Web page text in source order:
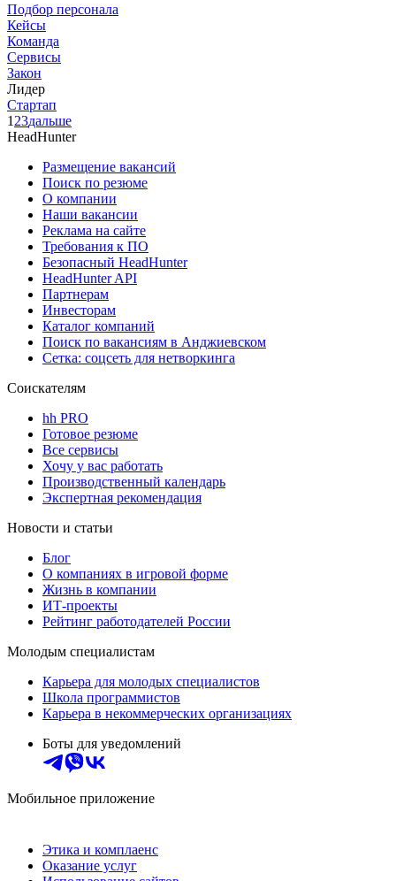
Подбор персонала
Кейсы
Команда
Сервисы
Закон
Лидер
Стартап
1 23дальше
HeadHunter
Размещение вакансий
Поиск по резюме
О компании
Наши вакансии
Реклама на сайте
Требования к ПО
Безопасный HeadHunter
HeadHunter API
Партнерам
Инвесторам
Каталог компаний
Поиск по вакансиям в Анджиевском
Сетка: соцсеть для нетворкинга
Соискателям
hh PRO
Готовое резюме
Все сервисы
Хочу у вас работать
Производственный календарь
Экспертная рекомендация
Новости и статьи
Блог
О компаниях в игровой форме
Жизнь в компании
ИТ-проекты
Рейтинг работодателей России
Молодым специалистам
Карьера для молодых специалистов
Школа программистов
Карьера в некоммерческих организациях
Боты для уведомлений
Мобильное приложение
Этика и комплаенс
Оказание услуг